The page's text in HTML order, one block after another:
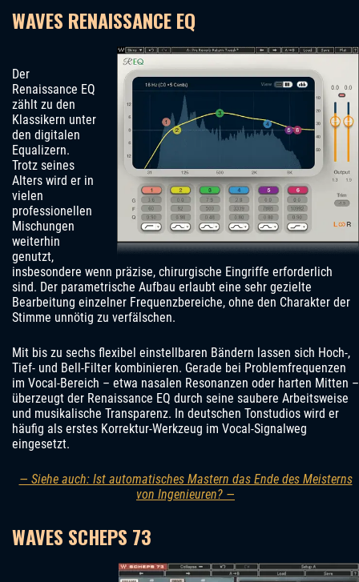
WAVES RENAISSANCE EQ
Der
Renaissance EQ
zählt zu den
Klassikern unter
den digitalen
Equalizern.
Trotz seines
Alters wird er in
vielen
professionellen
Mischungen
weiterhin
genutzt,
insbesondere wenn präzise, chirurgische Eingriffe erforderlich
sind. Der parametrische Aufbau erlaubt eine sehr gezielte
Bearbeitung einzelner Frequenzbereiche, ohne den Charakter der
Stimme unnötig zu verfälschen.
Mit bis zu sechs flexibel einstellbaren Bändern lassen sich Hoch-,
Tief- und Bell-Filter kombinieren. Gerade bei Problemfrequenzen
im Vocal-Bereich – etwa nasalen Resonanzen oder harten Mitten –
überzeugt der Renaissance EQ durch seine saubere Arbeitsweise
und musikalische Transparenz. In deutschen Tonstudios wird er
häufig als erstes Korrektur-Werkzeug im Vocal-Signalweg
eingesetzt.
— Siehe auch: Ist automatisches Mastern das Ende des Meisterns
von Ingenieuren? —
WAVES SCHEPS 73